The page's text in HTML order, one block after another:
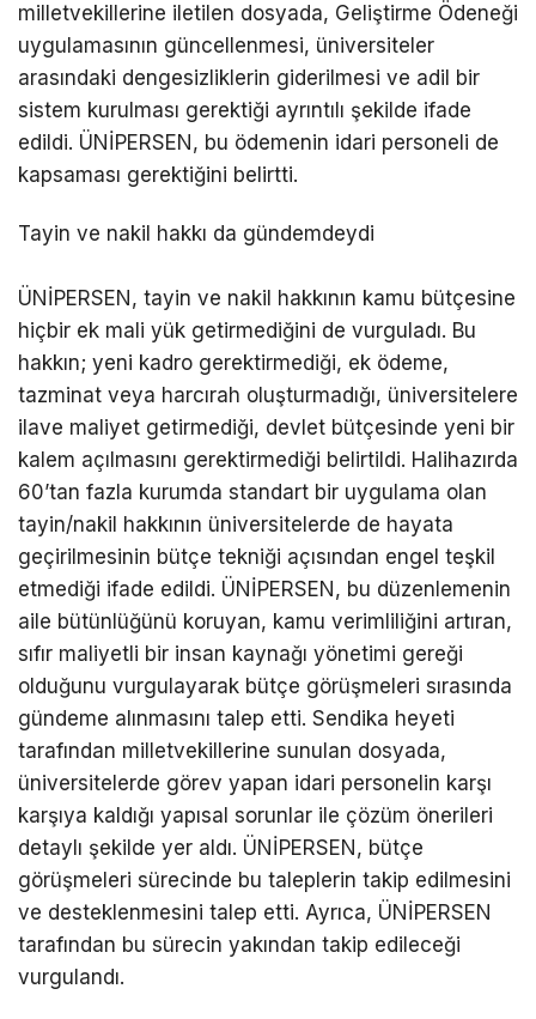
milletvekillerine iletilen dosyada, Geliştirme Ödeneği
uygulamasının güncellenmesi, üniversiteler
arasındaki dengesizliklerin giderilmesi ve adil bir
sistem kurulması gerektiği ayrıntılı şekilde ifade
edildi. ÜNİPERSEN, bu ödemenin idari personeli de
kapsaması gerektiğini belirtti.
Tayin ve nakil hakkı da gündemdeydi
ÜNİPERSEN, tayin ve nakil hakkının kamu bütçesine
hiçbir ek mali yük getirmediğini de vurguladı. Bu
hakkın; yeni kadro gerektirmediği, ek ödeme,
tazminat veya harcırah oluşturmadığı, üniversitelere
ilave maliyet getirmediği, devlet bütçesinde yeni bir
kalem açılmasını gerektirmediği belirtildi. Halihazırda
60’tan fazla kurumda standart bir uygulama olan
tayin/nakil hakkının üniversitelerde de hayata
geçirilmesinin bütçe tekniği açısından engel teşkil
etmediği ifade edildi. ÜNİPERSEN, bu düzenlemenin
aile bütünlüğünü koruyan, kamu verimliliğini artıran,
sıfır maliyetli bir insan kaynağı yönetimi gereği
olduğunu vurgulayarak bütçe görüşmeleri sırasında
gündeme alınmasını talep etti. Sendika heyeti
tarafından milletvekillerine sunulan dosyada,
üniversitelerde görev yapan idari personelin karşı
karşıya kaldığı yapısal sorunlar ile çözüm önerileri
detaylı şekilde yer aldı. ÜNİPERSEN, bütçe
görüşmeleri sürecinde bu taleplerin takip edilmesini
ve desteklenmesini talep etti. Ayrıca, ÜNİPERSEN
tarafından bu sürecin yakından takip edileceği
vurgulandı.